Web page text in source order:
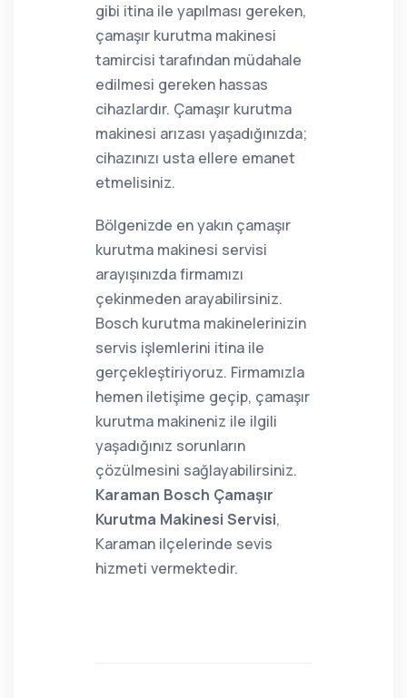
gibi itina ile yapılması gereken,
çamaşır kurutma makinesi
tamircisi tarafından müdahale
edilmesi gereken hassas
cihazlardır. Çamaşır kurutma
makinesi arızası yaşadığınızda;
cihazınızı usta ellere emanet
etmelisiniz.
Bölgenizde en yakın çamaşır
kurutma makinesi servisi
arayışınızda firmamızı
çekinmeden arayabilirsiniz.
Bosch kurutma makinelerinizin
servis işlemlerini itina ile
gerçekleştiriyoruz. Firmamızla
hemen iletişime geçip, çamaşır
kurutma makineniz ile ilgili
yaşadığınız sorunların
çözülmesini sağlayabilirsiniz.
Karaman Bosch Çamaşır
Kurutma Makinesi Servisi,
Karaman ilçelerinde sevis
hizmeti vermektedir.